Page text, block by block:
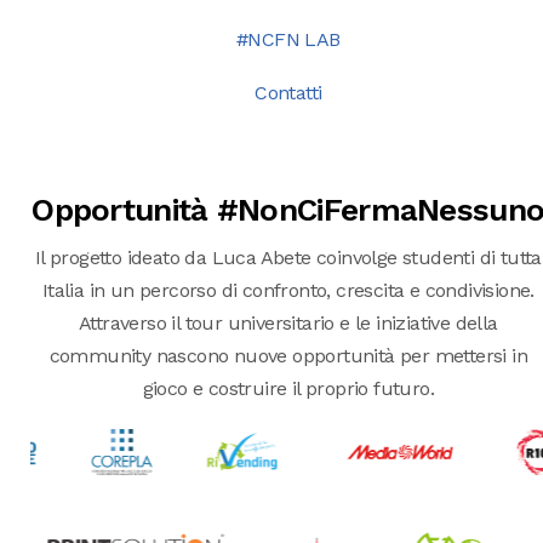
#NCFN LAB
Contatti
Opportunità
Il progetto ideato da Luca Abete coinvolge studenti di tutta
Italia in un percorso di confronto, crescita e condivisione.
Attraverso il tour universitario e le iniziative della
community nascono nuove opportunità per mettersi in
gioco e costruire il proprio futuro.